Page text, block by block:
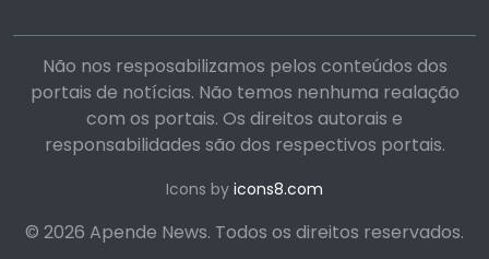
Não nos resposabilizamos pelos conteúdos dos
portais de notícias. Não temos nenhuma realação
com os portais. Os direitos autorais e
responsabilidades são dos respectivos portais.
Icons by icons8.com
© 2026 Apende News. Todos os direitos reservados.